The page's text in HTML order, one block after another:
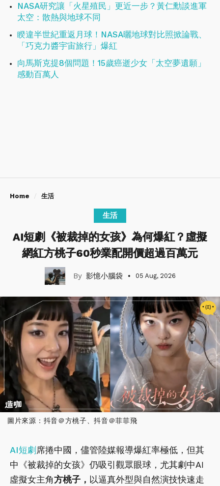
NASA研究讓「火星殖民」更近一步？黃仁勳談進軍
太空：散熱與地球不同
睽違半世紀重返月球！NASA曬地球對比照掀論戰、
「巧克力醬宇宙旅行」爆紅
向馬斯克提8個問題！15歲癌逝少女「太空夢遺願」
感動百萬人
Home 生活
生活
AI短劇《被裁掉的女孩》為何爆紅？虛擬
網紅方桃子60秒業配開價超過百萬元
影憶小腦袋 05 Aug, 2026
圖片來源：抖音＠方桃子、抖音＠菲菲飛
AI短劇席捲中國，儘管陸媒報導爆紅率極低，但其
中《被裁掉的女孩》仍吸引觀眾眼球，尤其劇中AI
虛擬女主角方桃子 ， 以逼真外型與自然演技快速走